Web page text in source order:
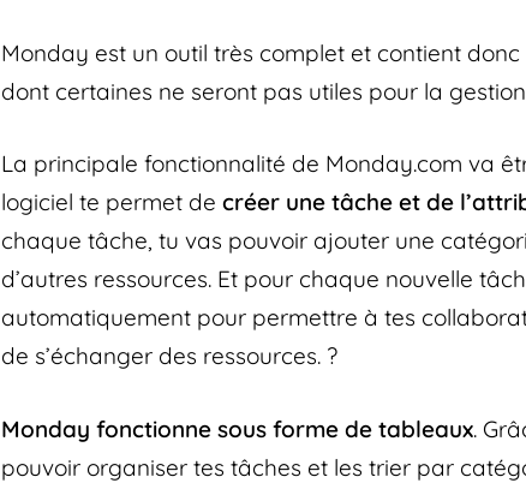
Monday est un outil très complet et contient
dont certaines ne seront pas utiles pour la
La principale fonctionnalité de Monday.com va
logiciel te permet de créer une tâche et de
chaque tâche, tu vas pouvoir ajouter une
d’autres ressources. Et pour chaque nouvelle
automatiquement pour permettre à tes
de s’échanger des ressources. ?️
Monday fonctionne sous forme de tableaux.
pouvoir organiser tes tâches et les trier par